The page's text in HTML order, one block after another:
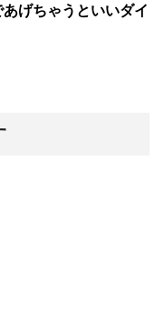
げちゃうといいダイ